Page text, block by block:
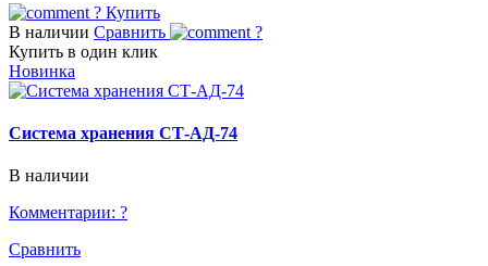
? Купить
В наличии Сравнить
?
Купить в один клик
Новинка
Система хранения СТ-АД-74
В наличии
Комментарии: ?
Сравнить